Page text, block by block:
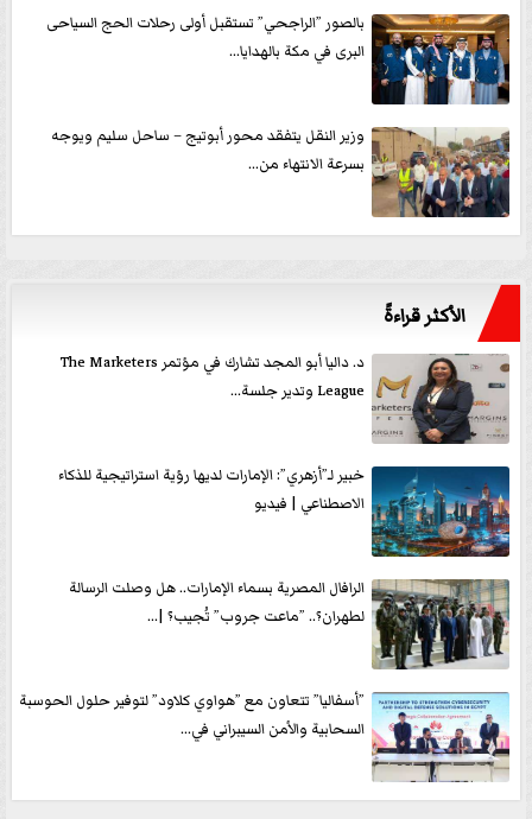
بالصور ”الراجحي” تستقبل أولى رحلات الحج السياحى
البرى في مكة بالهدايا...
وزير النقل يتفقد محور أبوتيج – ساحل سليم ويوجه
بسرعة الانتهاء من...
الأكثر قراءةً
د. داليا أبو المجد تشارك في مؤتمر The Marketers
League وتدير جلسة...
خبير لـ”أزهري”: الإمارات لديها رؤية استراتيجية للذكاء
الاصطناعي | فيديو
الرافال المصرية بسماء الإمارات.. هل وصلت الرسالة
لطهران؟.. ”ماعت جروب” تُجيب؟ |...
”أسفاليا” تتعاون مع ”هواوي كلاود” لتوفير حلول الحوسبة
السحابية والأمن السيبراني في...